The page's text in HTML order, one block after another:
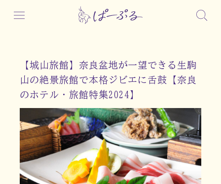
【城山旅館】奈良盆地が一望できる生駒
山の絶景旅館で本格ジビエに舌鼓【奈良
のホテル・旅館特集2024】